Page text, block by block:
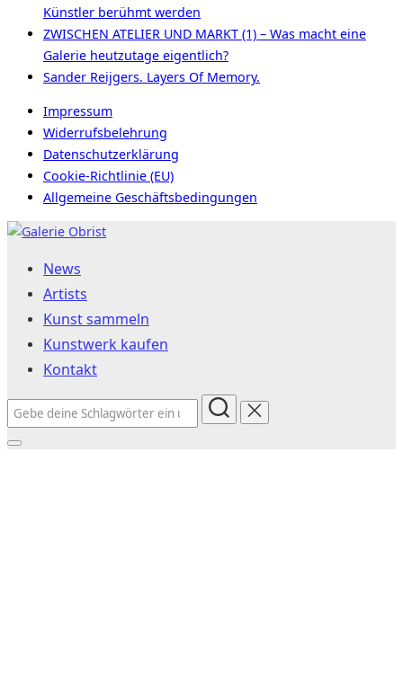
Künstler berühmt werden
ZWISCHEN ATELIER UND MARKT (1) – Was macht eine
Galerie heutzutage eigentlich?
Sander Reijgers. Layers Of Memory.
Impressum
Widerrufsbelehrung
Datenschutzerklärung
Cookie-Richtlinie (EU)
Allgemeine Geschäftsbedingungen
Zum
springenNews
Artists
Kunst sammeln
Kunstwerk kaufen
Kontakt
Suchen
nach:
Seitenleiste